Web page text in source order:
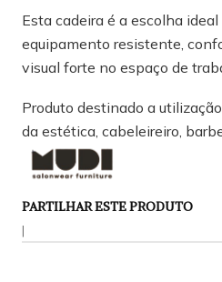
Esta cadeira é a escolha
equipamento resistente,
visual forte no espaço de
Produto destinado a
da estética, cabeleireiro,
PARTILHAR ESTE PRODUTO
|